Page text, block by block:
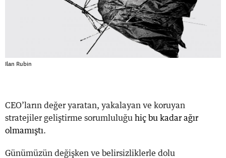
Ilan Rubin
CEO’ların değer yaratan, yakalayan ve koruyan
stratejiler geliştirme sorumluluğu hiç bu kadar ağır
olmamıştı.
Günümüzün değişken ve belirsizliklerle dolu